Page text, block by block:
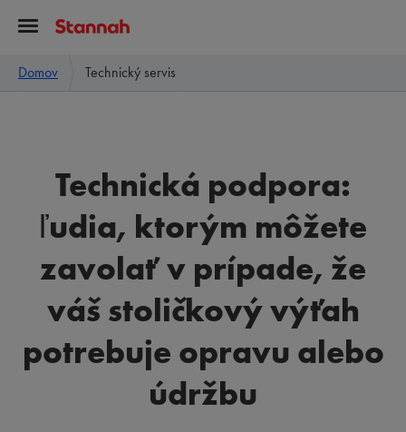
Domov Technický servis
Technická podpora:
ľudia, ktorým môžete
zavolať v prípade, že
váš stoličkový výťah
potrebuje opravu alebo
údržbu